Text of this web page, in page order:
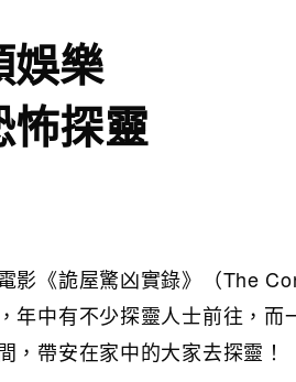
娛樂
怖探靈
影《詭屋驚凶實錄》（The
年中有不少探靈人士前往，
，帶安在家中的大家去探靈！